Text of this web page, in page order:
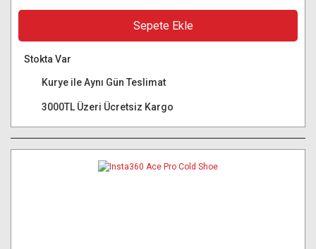
Sepete Ekle
Stokta Var
Kurye ile Aynı Gün Teslimat
3000TL Üzeri Ücretsiz Kargo